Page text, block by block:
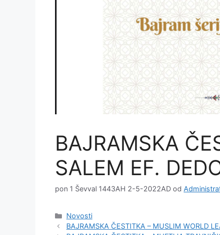
BAJRAMSKA
SALEM EF.
pon 1 Ševval 1443AH 2-5-2022AD od
Kategorije
Novosti
BAJRAMSKA ČESTITKA – MUSLIM WORLD